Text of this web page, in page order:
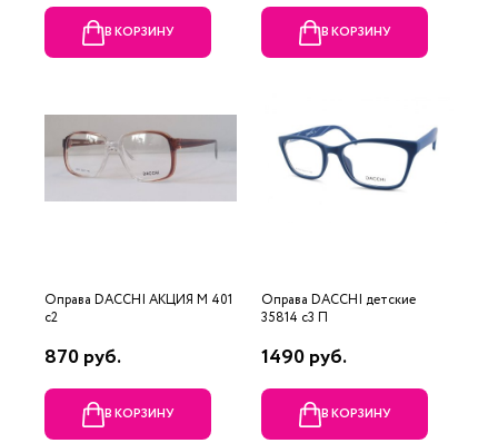
В КОРЗИНУ В КОРЗИНУ
Оправа DACCHI АКЦИЯ М 401
c2
870 руб.
В КОРЗИНУ
Оправа DACCHI детские
35814 c3 П
1490 руб.
В КОРЗИНУ